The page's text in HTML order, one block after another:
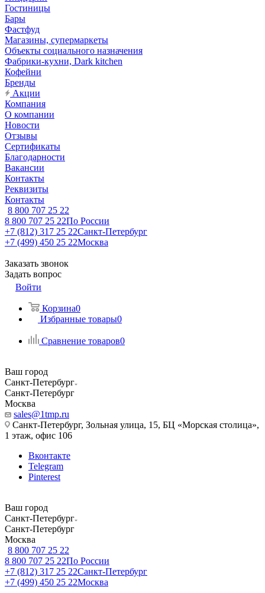
Гостиницы
Бары
Фастфуд
Магазины, супермаркеты
Объекты социального назначения
Фабрики-кухни, Dark kitchen
Кофейни
Бренды
Акции
Компания
О компании
Новости
Отзывы
Сертификаты
Благодарности
Вакансии
Контакты
Реквизиты
Контакты
8 800 707 25 22
8 800 707 25 22По России
+7 (812) 317 25 22Санкт-Петербург
+7 (499) 450 25 22Москва
Заказать звонок
Задать вопрос
Войти
Корзина0
Избранные товары0
Сравнение товаров0
Ваш город
Санкт-Петербург
Санкт-Петербург
Москва
sales@1tmp.ru
Санкт-Петербург, Зольная улица, 15, БЦ «Морская столица»,
1 этаж, офис 106
Вконтакте
Telegram
Pinterest
Ваш город
Санкт-Петербург
Санкт-Петербург
Москва
8 800 707 25 22
8 800 707 25 22По России
+7 (812) 317 25 22Санкт-Петербург
+7 (499) 450 25 22Москва